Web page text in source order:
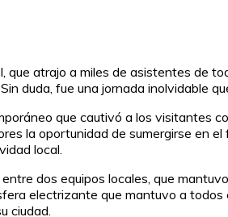
atrajo a miles de asistentes de
duda, fue una jornada inolvidable
que cautivó a los visitantes
la oportunidad de sumergirse en
local.
dos equipos locales, que
electrizante que mantuvo a
ciudad.